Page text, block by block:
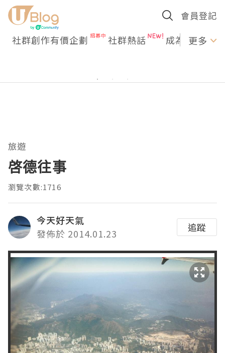
會員登記
社群創作有價企劃 社群熱話 成為U更多
旅遊
啓德往事
瀏覽次數:1716
今天好天氣
發佈於 2014.01.23
追蹤